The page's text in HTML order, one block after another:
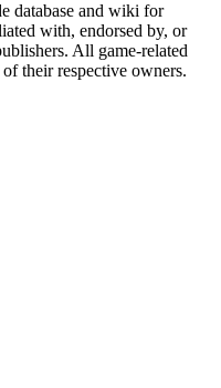
database and wiki for
with, endorsed by, or
All game-related
their respective owners.